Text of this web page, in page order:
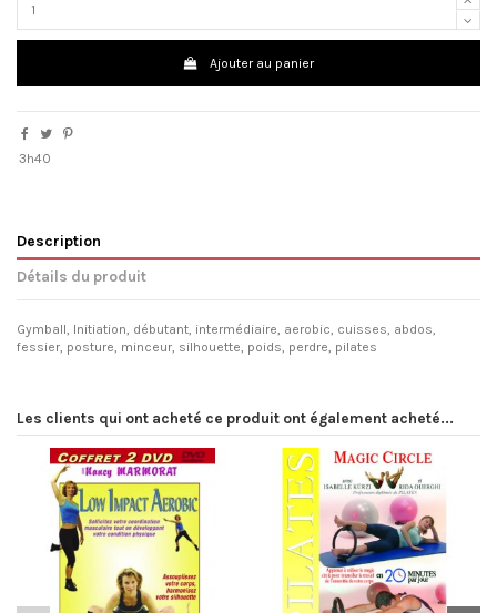
Ajouter au panier
3h40
Description
Détails du produit
Gymball, Initiation, débutant, intermédiaire, aerobic, cuisses, abdos,
fessier, posture, minceur, silhouette, poids, perdre, pilates
Les clients qui ont acheté ce produit ont également acheté...